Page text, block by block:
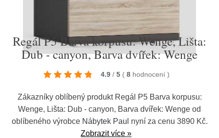
Regál P5 Barva korpusu: Wenge, Lišta:
Dub - canyon, Barva dvířek: Wenge
4.9 / 5 ( 8 hodnocení )
Zákazníky oblíbený produkt Regál P5 Barva korpusu:
Wenge, Lišta: Dub - canyon, Barva dvířek: Wenge od
oblíbeného výrobce Nábytek Paul nyní za cenu 3890 Kč.
Zobrazit více »